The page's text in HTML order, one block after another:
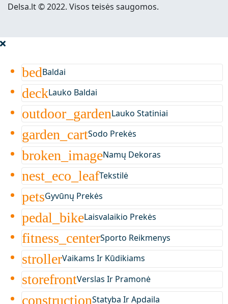
Delsa.lt © 2022. Visos teisės saugomos.
bedBaldai
deckLauko Baldai
outdoor_gardenLauko Statiniai
garden_cartSodo Prekės
broken_imageNamų Dekoras
nest_eco_leafTekstilė
petsGyvūnų Prekės
pedal_bikeLaisvalaikio Prekės
fitness_centerSporto Reikmenys
strollerVaikams Ir Kūdikiams
storefrontVerslas Ir Pramonė
constructionStatyba Ir Apdaila